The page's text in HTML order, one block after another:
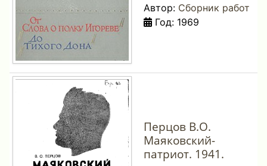
Автор: Сборник работ
Год: 1969
Перцов В.О.
Маяковский-
патриот. 1941.